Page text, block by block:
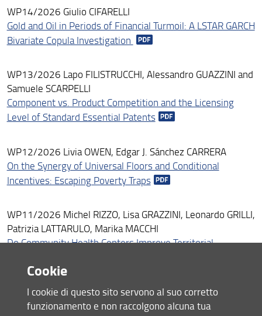
WP14/2026 Giulio CIFARELLI
Gold and Oil in Periods of Financial Turmoil: A LSTAR GARCH
Bivariate Copula Investigation
WP13/2026 Lapo FILISTRUCCHI, Alessandro GUAZZINI and
Samuele SCARPELLI
Component vs. Product Competition and the Licensing
Level of Standard Essential Patents
WP12/2026 Livia OWEN, Edgar J. Sánchez CARRERA
On the Synergy of Universal Floors and Conditional
Incentives: Escaping Poverty Traps
WP11/2026 Michel RIZZO, Lisa GRAZZINI, Leonardo GRILLI,
Patrizia LATTARULO, Marika MACCHI
Do Community Health Centers Improve Territorial
WP10/2026 Tulia GATTONE, Donato ROMANO, Luca
TIBERTI
Cookie
I cookie di questo sito servono al suo corretto
funzionamento e non raccolgono alcuna tua